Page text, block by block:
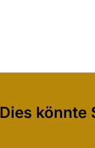
Dies könnte